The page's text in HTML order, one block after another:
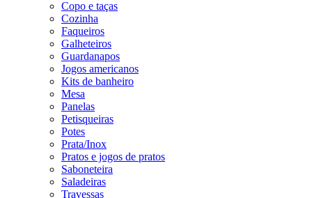
Copo e taças
Cozinha
Faqueiros
Galheteiros
Guardanapos
Jogos americanos
Kits de banheiro
Mesa
Panelas
Petisqueiras
Potes
Prata/Inox
Pratos e jogos de pratos
Saboneteira
Saladeiras
Travessas